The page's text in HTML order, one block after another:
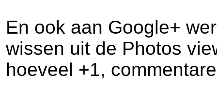
En ook aan Google+
wissen uit de Photos
hoeveel +1,